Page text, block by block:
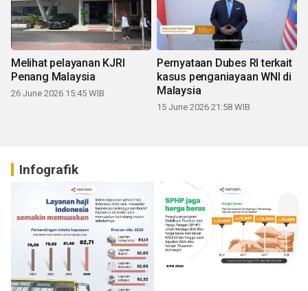
Melihat pelayanan KJRI
Penang Malaysia
26 June 2026 15:45 WIB
Pernyataan Dubes RI terkait
kasus penganiayaan WNI di
Malaysia
15 June 2026 21:58 WIB
Infografik